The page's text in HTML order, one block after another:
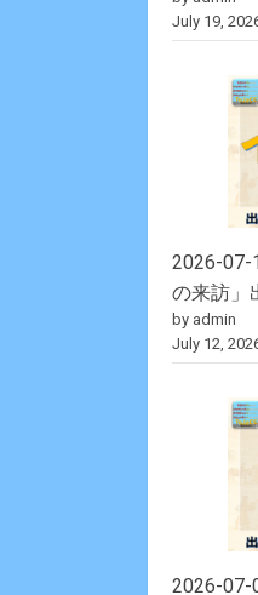
July 19,
2026-07-
の来訪」
by admin
July 12,
2026-07-